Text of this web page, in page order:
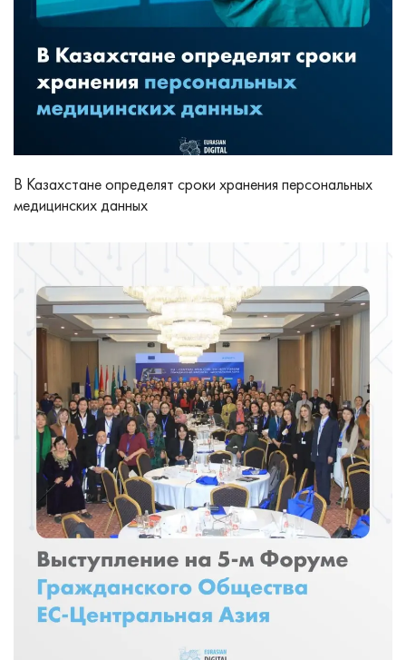
В Казахстане определят сроки хранения персональных
медицинских данных